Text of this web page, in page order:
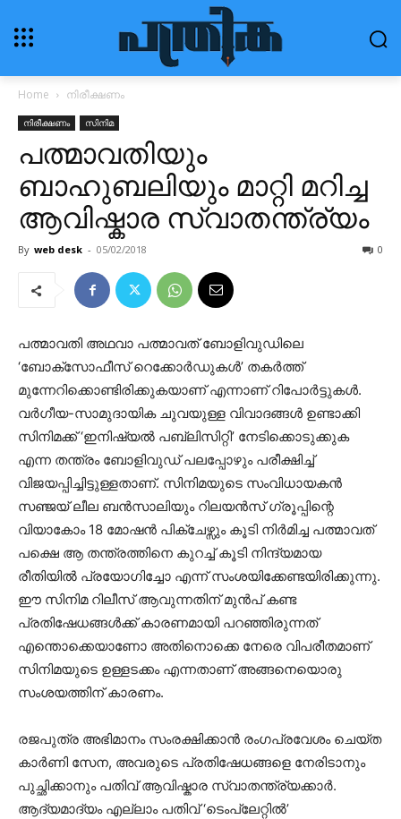
Home നിരീക്ഷണം
നിരീക്ഷണം സിനിമ
പത്മാവതിയും
ബാഹുബലിയും മാറ്റി മറിച്ച
ആവിഷ്കാര സ്വാതന്ത്ര്യം
By web desk - 05/02/2018 0
പത്മാവതി അഥവാ പത്മാവത് ബോളിവുഡിലെ
‘ബോക്സോഫീസ് റെക്കോർഡുകൾ’ തകർത്ത്
മുന്നേറിക്കൊണ്ടിരിക്കുകയാണ് എന്നാണ് റിപോർട്ടുകൾ.
വർഗീയ-സാമുദായിക ചുവയുള്ള വിവാദങ്ങൾ ഉണ്ടാക്കി
സിനിമക്ക് ‘ഇനിഷ്യൽ പബ്ലിസിറ്റി’ നേടിക്കൊടുക്കുക
എന്ന തന്ത്രം ബോളിവുഡ് പലപ്പോഴും പരീക്ഷിച്ച്
വിജയപ്പിച്ചിട്ടുള്ളതാണ്. സിനിമയുടെ സംവിധായകൻ
സഞ്ജയ് ലീല ബൻസാലിയും റിലയൻസ് ഗ്രൂപ്പിന്റെ
വിയാകോം 18 മോഷൻ പിക്ചേഴ്സും കൂടി നിർമിച്ച പത്മാവത്
പക്ഷെ ആ തന്ത്രത്തിനെ കുറച്ച് കൂടി നിന്ദ്യമായ
രീതിയിൽ പ്രയോഗിച്ചോ എന്ന് സംശയിക്കേണ്ടയിരിക്കുന്നു.
ഈ സിനിമ റിലീസ് ആവുന്നതിന് മുൻപ് കണ്ട
പ്രതിഷേധങ്ങൾക്ക് കാരണമായി പറഞ്ഞിരുന്നത്
എന്തൊക്കെയാണോ അതിനൊക്കെ നേരെ വിപരീതമാണ്
സിനിമയുടെ ഉള്ളടക്കം എന്നതാണ് അങ്ങനെയൊരു
സംശയത്തിന് കാരണം.
രജപുത്ര അഭിമാനം സംരക്ഷിക്കാൻ രംഗപ്രവേശം ചെയ്ത
കാർണി സേന, അവരുടെ പ്രതിഷേധങ്ങളെ നേരിടാനും
പുച്ഛിക്കാനും പതിവ് ആവിഷ്കാര സ്വാതന്ത്ര്യക്കാർ.
ആദ്യമാദ്യം എല്ലാം പതിവ് ‘ടെംപ്ലേറ്റിൽ’